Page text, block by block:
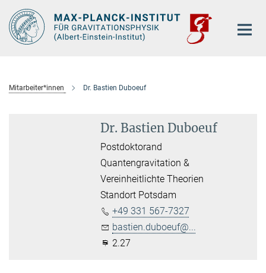
Hauptinhalt
Mitarbeiter*innen Dr. Bastien Duboeuf
Dr. Bastien Duboeuf
Postdoktorand
Quantengravitation &
Vereinheitlichte Theorien
Standort Potsdam
+49 331 567-7327
bastien.duboeuf@...
2.27